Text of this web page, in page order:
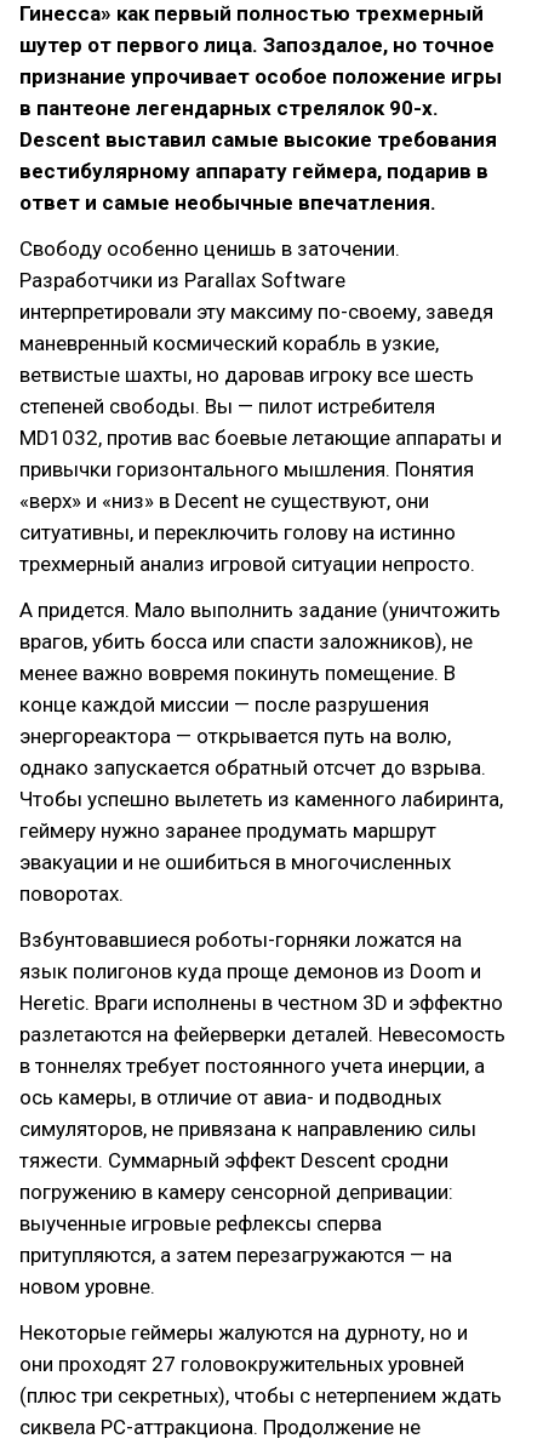
Гинесса» как первый полностью трехмерный
шутер от первого лица. Запоздалое, но точное
признание упрочивает особое положение игры
в пантеоне легендарных стрелялок 90-х.
Descent выставил самые высокие требования
вестибулярному аппарату геймера, подарив в
ответ и самые необычные впечатления.
Свободу особенно ценишь в заточении.
Разработчики из Parallax Software
интерпретировали эту максиму по-своему, заведя
маневренный космический корабль в узкие,
ветвистые шахты, но даровав игроку все шесть
степеней свободы. Вы — пилот истребителя
MD1032, против вас боевые летающие аппараты и
привычки горизонтального мышления. Понятия
«верх» и «низ» в Decent не существуют, они
ситуативны, и переключить голову на истинно
трехмерный анализ игровой ситуации непросто.
А придется. Мало выполнить задание (уничтожить
врагов, убить босса или спасти заложников), не
менее важно вовремя покинуть помещение. В
конце каждой миссии — после разрушения
энергореактора — открывается путь на волю,
однако запускается обратный отсчет до взрыва.
Чтобы успешно вылететь из каменного лабиринта,
геймеру нужно заранее продумать маршрут
эвакуации и не ошибиться в многочисленных
поворотах.
Взбунтовавшиеся роботы-горняки ложатся на
язык полигонов куда проще демонов из Doom и
Heretic. Враги исполнены в честном 3D и эффектно
разлетаются на фейерверки деталей. Невесомость
в тоннелях требует постоянного учета инерции, а
ось камеры, в отличие от авиа- и подводных
симуляторов, не привязана к направлению силы
тяжести. Суммарный эффект Descent сродни
погружению в камеру сенсорной депривации:
выученные игровые рефлексы сперва
притупляются, а затем перезагружаются — на
новом уровне.
Некоторые геймеры жалуются на дурноту, но и
они проходят 27 головокружительных уровней
(плюс три секретных), чтобы с нетерпением ждать
сиквела PC-аттракциона. Продолжение не